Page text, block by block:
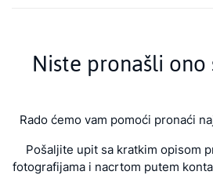
Niste pronašli
Rado ćemo vam pomoći pronaći
Pošaljite upit sa kratkim opisom
fotografijama i nacrtom putem